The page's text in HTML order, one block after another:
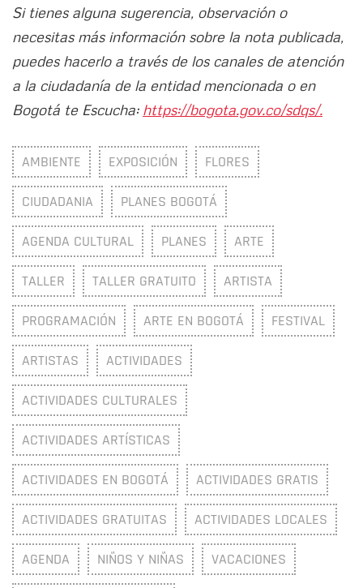
Si tienes alguna sugerencia, observación o
necesitas más información sobre la nota publicada,
puedes hacerlo a través de los canales de atención
a la ciudadanía de la entidad mencionada o en
Bogotá te Escucha: https://bogota.gov.co/sdqs/.
AMBIENTE EXPOSICIÓN FLORES
CIUDADANIA PLANES BOGOTÁ
AGENDA CULTURAL PLANES ARTE
TALLER TALLER GRATUITO ARTISTA
PROGRAMACIÓN ARTE EN BOGOTÁ FESTIVAL
ARTISTAS ACTIVIDADES
ACTIVIDADES CULTURALES
ACTIVIDADES ARTÍSTICAS
ACTIVIDADES EN BOGOTÁ ACTIVIDADES GRATIS
ACTIVIDADES GRATUITAS ACTIVIDADES LOCALES
AGENDA NIÑOS Y NIÑAS VACACIONES